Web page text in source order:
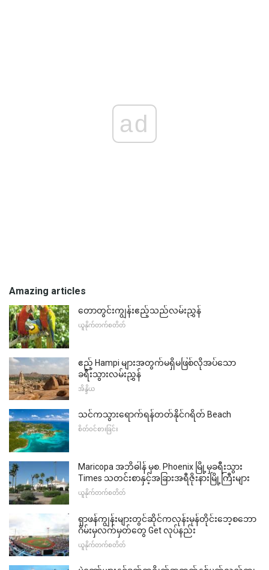
ad
Amazing articles
တောတွင်းကျွန်းဧည့်သည်လမ်းညွှန်
ယူနိုက်တက်စတိတ်
ဧည့် Hampi များအတွက်မရှိမဖြစ်လိုအပ်သော
ခရီးသွားလမ်းညွှန်
အိန္ဒိယ
သင်ကသွားရောက်ရန်တတ်နိုင်ဂရိတ် Beach
စိတ်ဝင်စားခြင်း
Maricopa အဘိဓါန် မှစ. Phoenix မြို့မှခရီးသွား
Times သတင်းစာနှင့်အခြားအရီဇိုးနားမြို့ကြီးများ
ယူနိုက်တက်စတိတ်
ရှာဖန်ကျွန်းများတွင်ဆိုင်ကလုန်းမုန်တိုင်းဘေ့စဘော
ဂိမ်းမှလက်မှတ်တွေ Get လုပ်နည်း
ယူနိုက်တက်စတိတ်